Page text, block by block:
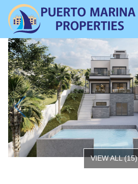
VIEW ALL(15)